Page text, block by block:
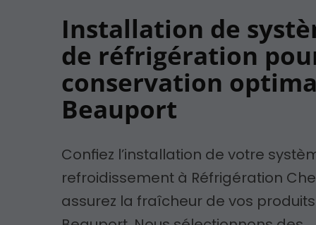
Installation de
de réfrigération
conservation
Beauport
Confiez l’installation de votre
refroidissement à Réfrigération
assurez la fraîcheur de vos